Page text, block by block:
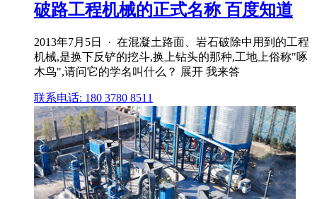
破路工程机械的正式名称 百度知道
2013年7月5日 · 在混凝土路面、岩石破除中用到的工程
机械,是换下反铲的挖斗,换上钻头的那种,工地上俗称"啄
木鸟",请问它的学名叫什么？ 展开 我来答
联系电话: 180 3780 8511